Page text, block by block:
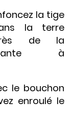
la tige
la terre
de la
à
le bouchon
enroulé le